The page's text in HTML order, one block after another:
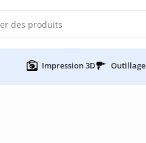
Impression 3D Outillage